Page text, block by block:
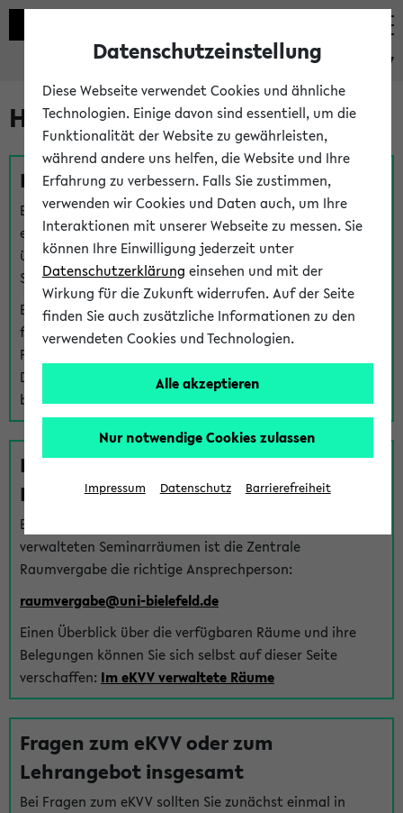
eKVV
Hilfe & Kontakt
Fragen zu einzelnen Veranstaltungen
Bei inhaltlichen und organisatorischen Fragen zu
einzelnen Veranstaltungen finden Sie Ansprechpersonen
über denFragen-Link bei jeder Veranstaltung. Der BIS
Support kann hier meist keine direkte Hilfe leisten.
Bei Veranstaltungen mit eKVV Teilnahmemanagement
finden Sie eine Auskunft über die Personen, die Ihre
Platzzuteilung im eKVV eingetragen haben, auf der
Detailseite zum Teilnahmemanagement der
betreffenden Veranstaltung.
Fragen zu im eKVV verwalteten
Räumen
Bei Fragen zur Vergabe von Hörsälen und vom eKVV
verwalteten Seminarräumen ist die Zentrale
Raumvergabe die richtige Ansprechperson:
raumvergabe@uni-bielefeld.de
Einen Überblick über die verfügbaren Räume und ihre
Belegungen können Sie sich selbst auf dieser Seite
verschaffen: Im eKVV verwaltete Räume
Fragen zum eKVV oder zum
Lehrangebot insgesamt
Bei Fragen zum eKVV sollten Sie zunächst einmal in
Datenschutzeinstellung
Diese Webseite verwendet Cookies und ähnliche
Technologien. Einige davon sind essentiell, um die
Funktionalität der Website zu gewährleisten,
während andere uns helfen, die Website und Ihre
Erfahrung zu verbessern. Falls Sie zustimmen,
verwenden wir Cookies und Daten auch, um Ihre
Interaktionen mit unserer Webseite zu messen. Sie
können Ihre Einwilligung jederzeit unter
Datenschutzerklärung einsehen und mit der
Wirkung für die Zukunft widerrufen. Auf der Seite
finden Sie auch zusätzliche Informationen zu den
verwendeten Cookies und Technologien.
Alle akzeptieren
Nur notwendige Cookies zulassen
Impressum Datenschutz Barrierefreiheit